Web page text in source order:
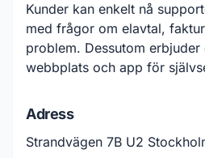
Kunder kan enkelt nå
med frågor om elavtal,
problem. Dessutom
webbplats och app för
Adress
Strandvägen 7B U2